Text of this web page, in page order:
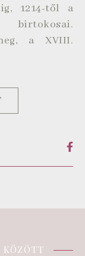
1214-től a
a XVIII.